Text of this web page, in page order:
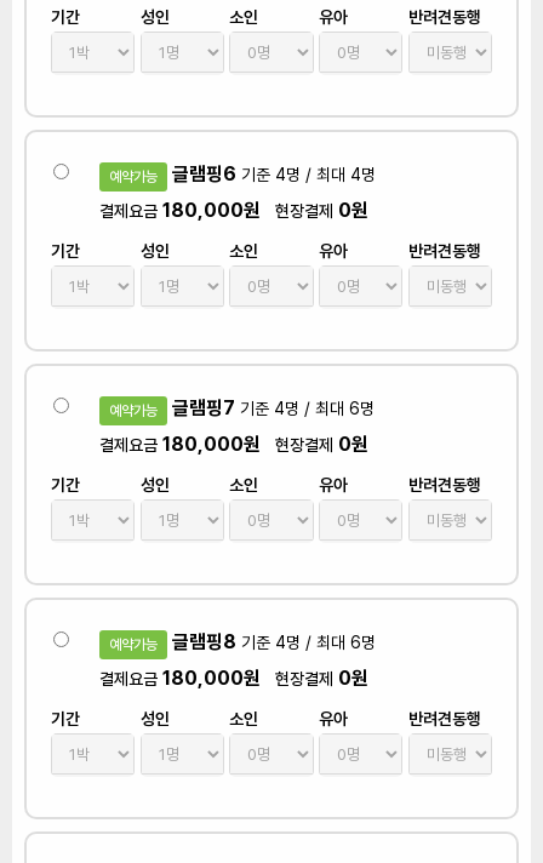
기간 성인 소인 유아 반려견동행
예약가능 글램핑6 기준 4명 / 최대 4명
결제요금 180,000원 현장결제 0원
기간 성인 소인 유아 반려견동행
예약가능 글램핑7 기준 4명 / 최대 6명
결제요금 180,000원 현장결제 0원
기간 성인 소인 유아 반려견동행
예약가능 글램핑8 기준 4명 / 최대 6명
결제요금 180,000원 현장결제 0원
기간 성인 소인 유아 반려견동행